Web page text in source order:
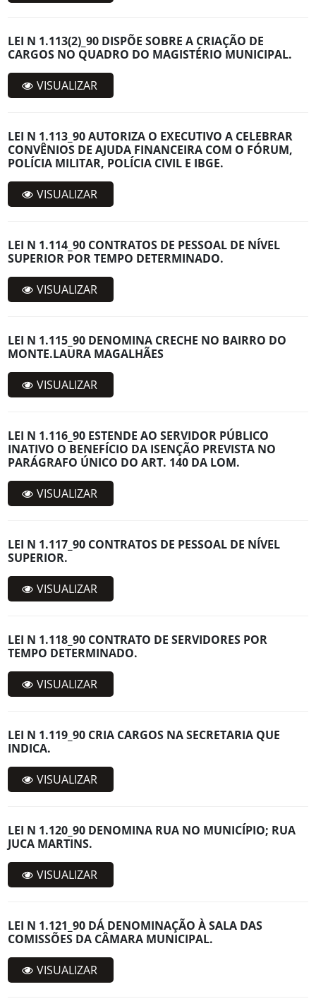
LEI N 1.113(2)_90 DISPÕE SOBRE A CRIAÇÃO DE
CARGOS NO QUADRO DO MAGISTÉRIO MUNICIPAL.
VISUALIZAR
LEI N 1.113_90 AUTORIZA O EXECUTIVO A CELEBRAR
CONVÊNIOS DE AJUDA FINANCEIRA COM O FÓRUM,
POLÍCIA MILITAR, POLÍCIA CIVIL E IBGE.
VISUALIZAR
LEI N 1.114_90 CONTRATOS DE PESSOAL DE NÍVEL
SUPERIOR POR TEMPO DETERMINADO.
VISUALIZAR
LEI N 1.115_90 DENOMINA CRECHE NO BAIRRO DO
MONTE.LAURA MAGALHÃES
VISUALIZAR
LEI N 1.116_90 ESTENDE AO SERVIDOR PÚBLICO
INATIVO O BENEFÍCIO DA ISENÇÃO PREVISTA NO
PARÁGRAFO ÚNICO DO ART. 140 DA LOM.
VISUALIZAR
LEI N 1.117_90 CONTRATOS DE PESSOAL DE NÍVEL
SUPERIOR.
VISUALIZAR
LEI N 1.118_90 CONTRATO DE SERVIDORES POR
TEMPO DETERMINADO.
VISUALIZAR
LEI N 1.119_90 CRIA CARGOS NA SECRETARIA QUE
INDICA.
VISUALIZAR
LEI N 1.120_90 DENOMINA RUA NO MUNICÍPIO; RUA
JUCA MARTINS.
VISUALIZAR
LEI N 1.121_90 DÁ DENOMINAÇÃO À SALA DAS
COMISSÕES DA CÂMARA MUNICIPAL.
VISUALIZAR